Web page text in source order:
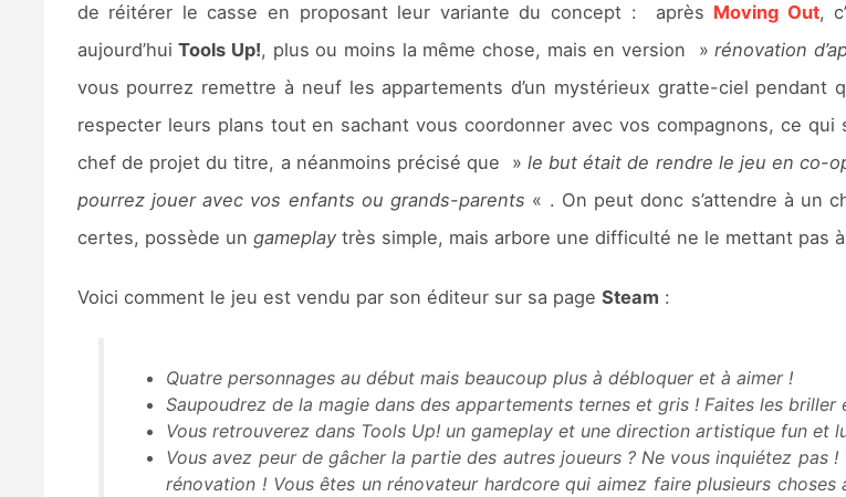
de réitérer le casse en proposant leur variante du concept : après Moving Out,
aujourd’huiTools Up!, plus ou moins la même chose, mais en version »rénovation
vous pourrez remettre à neuf les appartements d’un mystérieux gratte-ciel
respecter leurs plans tout en sachant vous coordonner avec vos compagnons, ce
chef de projet du titre, a néanmoins précisé que » le but était de rendre le jeu en co-
pourrez jouer avec vos enfants ou grands-parents « . On peut donc s’attendre à un
certes, possède un gameplaytrès simple, mais arbore une difficulté ne le mettant pas
Voici comment le jeu est vendu par son éditeur sur sa page Steam :
Quatre personnages au début mais beaucoup plus à débloquer et à aimer !
Saupoudrez de la magie dans des appartements ternes et gris ! Faites les briller
Vous retrouverez dans Tools Up! un gameplay et une direction artistique fun et
Vous avez peur de gâcher la partie des autres joueurs ? Ne vous inquiétez pas
rénovation ! Vous êtes un rénovateur hardcore qui aimez faire plusieurs